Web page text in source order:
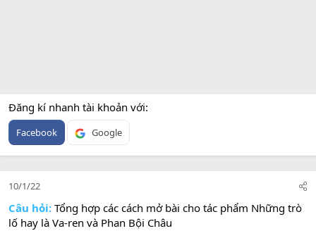
Đăng kí nhanh tài khoản với
Facebook Google
10/1/22
Câu hỏi: Tổng hợp các cách mở bài cho tác phẩm Những trò
lố hay là Va-ren và Phan Bội Châu